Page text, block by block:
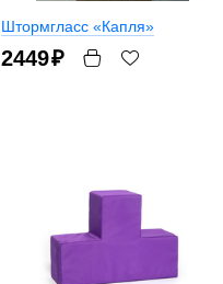
Штормгласс «Капля»
2449₽